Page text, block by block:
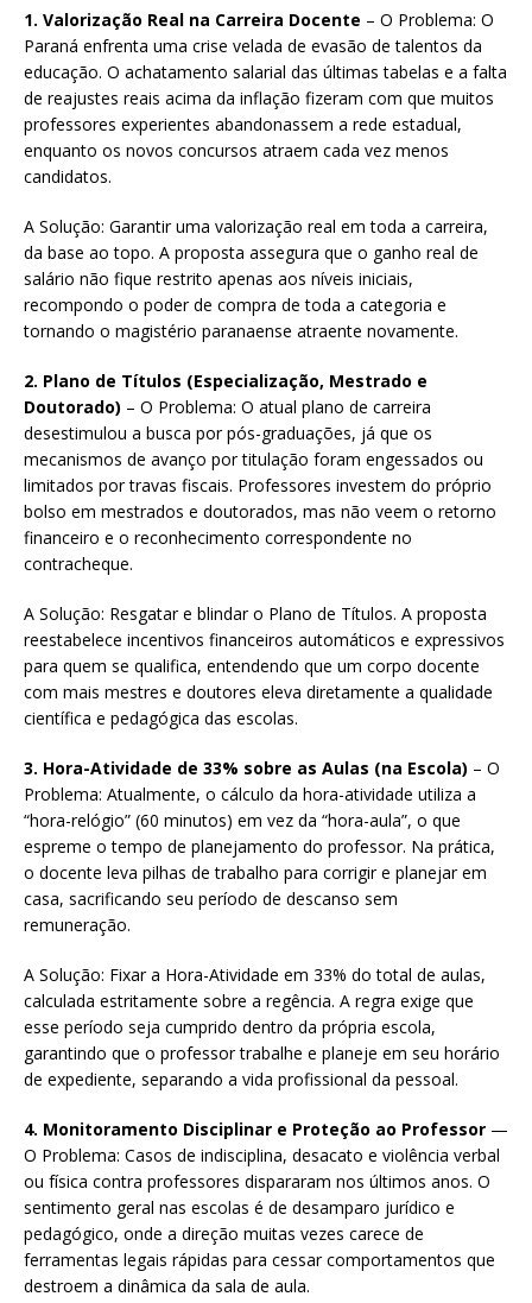
1. Valorização Real na Carreira Docente – O Problema: O
Paraná enfrenta uma crise velada de evasão de talentos da
educação. O achatamento salarial das últimas tabelas e a falta
de reajustes reais acima da inflação fizeram com que muitos
professores experientes abandonassem a rede estadual,
enquanto os novos concursos atraem cada vez menos
candidatos.
A Solução: Garantir uma valorização real em toda a carreira,
da base ao topo. A proposta assegura que o ganho real de
salário não fique restrito apenas aos níveis iniciais,
recompondo o poder de compra de toda a categoria e
tornando o magistério paranaense atraente novamente.
2. Plano de Títulos (Especialização, Mestrado e
Doutorado) – O Problema: O atual plano de carreira
desestimulou a busca por pós-graduações, já que os
mecanismos de avanço por titulação foram engessados ou
limitados por travas fiscais. Professores investem do próprio
bolso em mestrados e doutorados, mas não veem o retorno
financeiro e o reconhecimento correspondente no
contracheque.
A Solução: Resgatar e blindar o Plano de Títulos. A proposta
reestabelece incentivos financeiros automáticos e expressivos
para quem se qualifica, entendendo que um corpo docente
com mais mestres e doutores eleva diretamente a qualidade
científica e pedagógica das escolas.
3. Hora-Atividade de 33% sobre as Aulas (na Escola) – O
Problema: Atualmente, o cálculo da hora-atividade utiliza a
“hora-relógio” (60 minutos) em vez da “hora-aula”, o que
espreme o tempo de planejamento do professor. Na prática,
o docente leva pilhas de trabalho para corrigir e planejar em
casa, sacrificando seu período de descanso sem
remuneração.
A Solução: Fixar a Hora-Atividade em 33% do total de aulas,
calculada estritamente sobre a regência. A regra exige que
esse período seja cumprido dentro da própria escola,
garantindo que o professor trabalhe e planeje em seu horário
de expediente, separando a vida profissional da pessoal.
4. Monitoramento Disciplinar e Proteção ao Professor —
O Problema: Casos de indisciplina, desacato e violência verbal
ou física contra professores dispararam nos últimos anos. O
sentimento geral nas escolas é de desamparo jurídico e
pedagógico, onde a direção muitas vezes carece de
ferramentas legais rápidas para cessar comportamentos que
destroem a dinâmica da sala de aula.